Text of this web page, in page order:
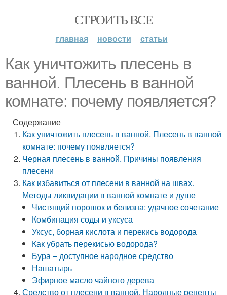
СТРОИТЬ ВСЕ
главная новости статьи
Как уничтожить плесень в
ванной. Плесень в ванной
комнате: почему появляется?
Содержание
Как уничтожить плесень в ванной. Плесень в ванной
комнате: почему появляется?
Черная плесень в ванной. Причины появления
плесени
Как избавиться от плесени в ванной на швах.
Методы ликвидации в ванной комнате и душе
Чистящий порошок и белизна: удачное сочетание
Комбинация соды и уксуса
Уксус, борная кислота и перекись водорода
Как убрать перекисью водорода?
Бура – доступное народное средство
Нашатырь
Эфирное масло чайного дерева
Средство от плесени в ванной. Народные рецепты